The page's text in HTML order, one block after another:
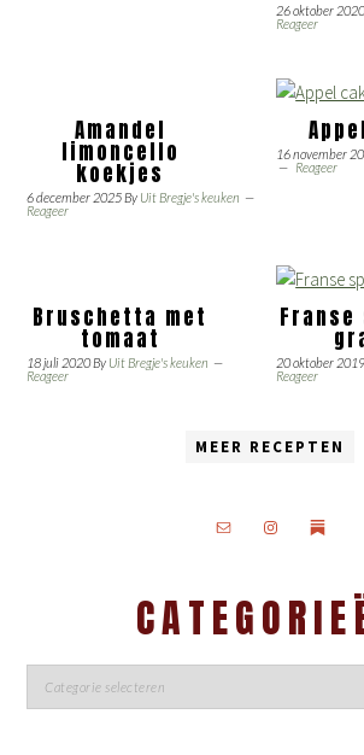
26 oktober
Reageer
Amandel
limoncello
koekjes
6 december 2025By Uit Bregje's keuken
Reageer
16 november
Reageer
Bruschetta met
tomaat
18 juli 2020By Uit Bregje's keuken
Reageer
20 oktober 2019
Reageer
MEER RECEPTEN